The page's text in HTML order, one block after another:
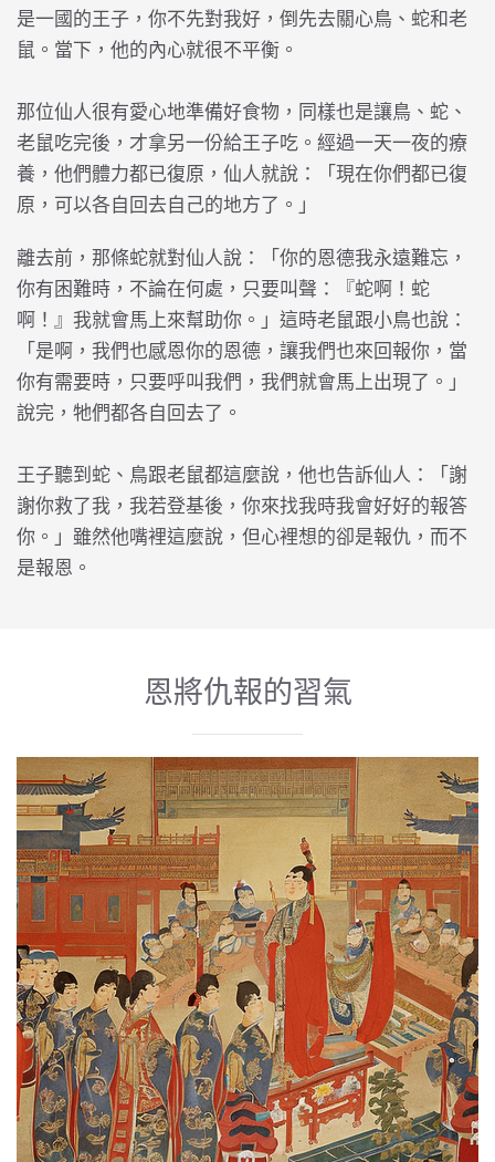
是一國的王子，你不先對我好，倒先去關心鳥、蛇和老
鼠。當下，他的內心就很不平衡。
那位仙人很有愛心地準備好食物，同樣也是讓鳥、蛇、
老鼠吃完後，才拿另一份給王子吃。經過一天一夜的療
養，他們體力都已復原，仙人就說：「現在你們都已復
原，可以各自回去自己的地方了。」
離去前，那條蛇就對仙人說：「你的恩德我永遠難忘，
你有困難時，不論在何處，只要叫聲：『蛇啊！蛇
啊！』我就會馬上來幫助你。」這時老鼠跟小鳥也說：
「是啊，我們也感恩你的恩德，讓我們也來回報你，當
你有需要時，只要呼叫我們，我們就會馬上出現了。」
說完，牠們都各自回去了。
王子聽到蛇、鳥跟老鼠都這麼說，他也告訴仙人：「謝
謝你救了我，我若登基後，你來找我時我會好好的報答
你。」雖然他嘴裡這麼說，但心裡想的卻是報仇，而不
是報恩。
恩將仇報的習氣